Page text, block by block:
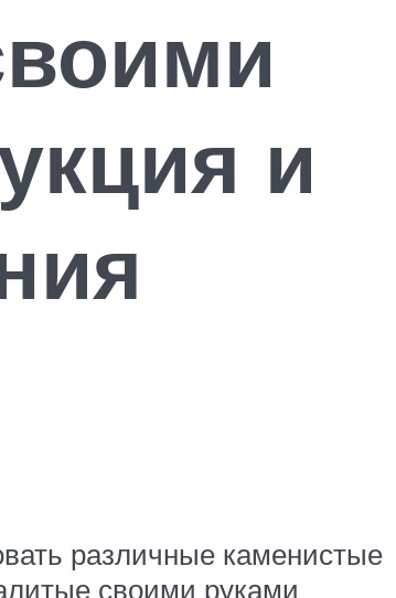
и
различные каменистые
своими руками